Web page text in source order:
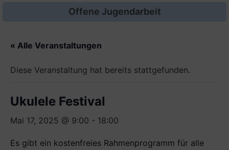
Offene Jugendarbeit
« Alle Veranstaltungen
Diese Veranstaltung hat bereits stattgefunden.
Ukulele Festival
Mai 17, 2025 @ 9:00 - 18:00
Es gibt ein kostenfreies Rahmen­programm für alle